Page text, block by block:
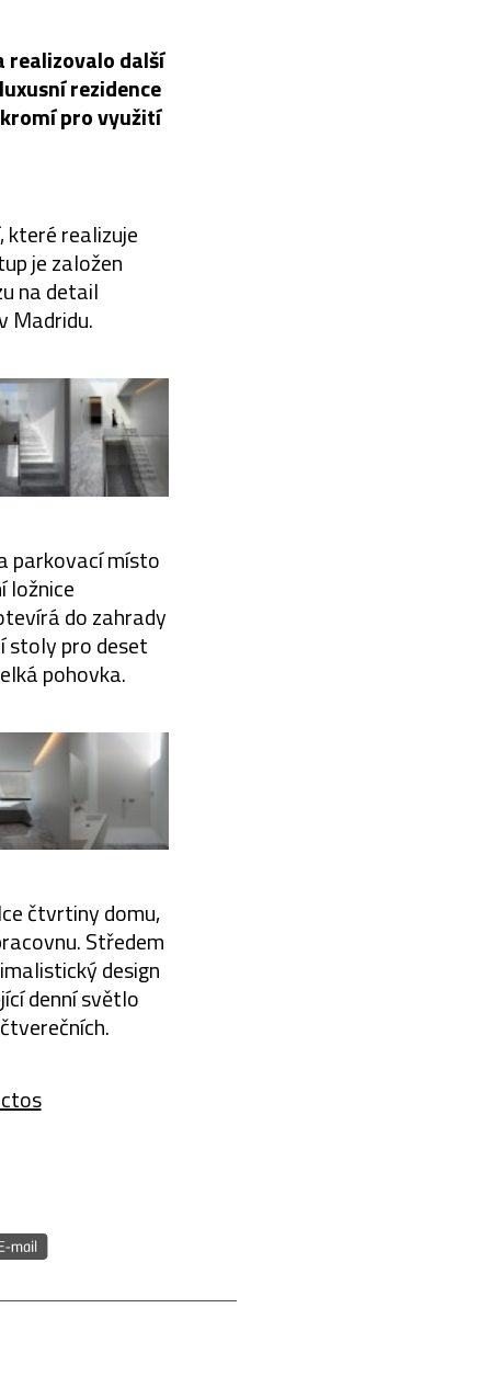
realizovalo další
rezidence
pro využití
které realizuje
je založen
na detail
Madridu.
parkovací místo
ložnice
do zahrady
stoly pro deset
pohovka.
čtvrtiny domu,
Středem
design
denní světlo